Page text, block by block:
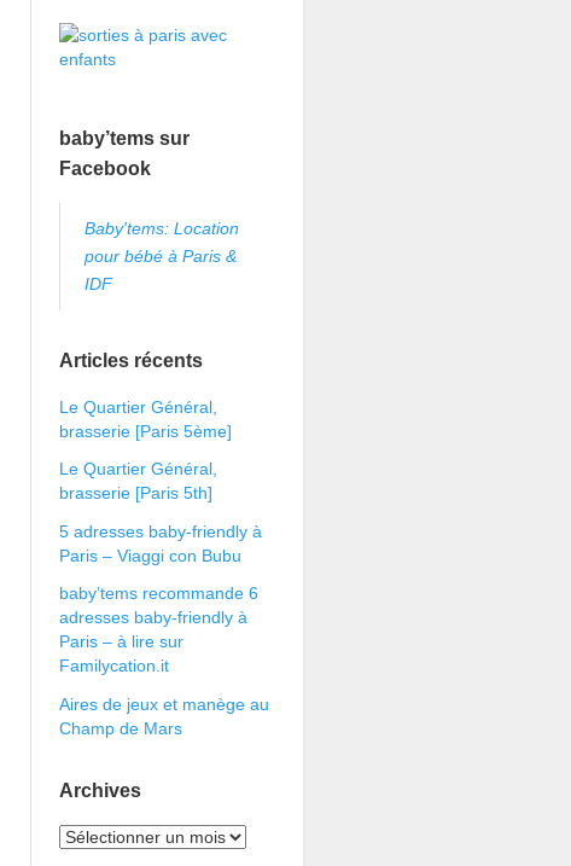
baby’tems sur
Facebook
Baby'tems: Location
pour bébé à Paris &
IDF
Articles récents
Le Quartier Général,
brasserie [Paris 5ème]
Le Quartier Général,
brasserie [Paris 5th]
5 adresses baby-friendly à
Paris – Viaggi con Bubu
baby’tems recommande 6
adresses baby-friendly à
Paris – à lire sur
Familycation.it
Aires de jeux et manège au
Champ de Mars
Archives